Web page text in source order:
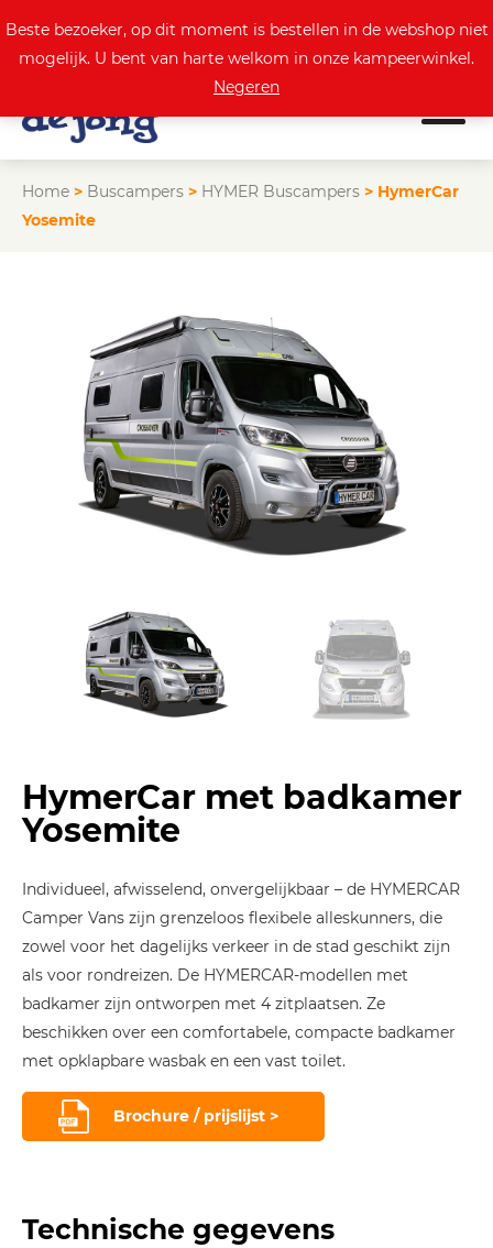
Actuele aanbod
Home > Buscampers > HYMER Buscampers > HymerCar
Yosemite
HymerCar met badkamer
Yosemite
Individueel, afwisselend, onvergelijkbaar – de HYMERCAR
Camper Vans zijn grenzeloos flexibele alleskunners, die
zowel voor het dagelijks verkeer in de stad geschikt zijn
als voor rondreizen. De HYMERCAR-modellen met
badkamer zijn ontworpen met 4 zitplaatsen. Ze
beschikken over een comfortabele, compacte badkamer
met opklapbare wasbak en een vast toilet.
Brochure / prijslijst >
Technische gegevens
Beste bezoeker, op dit moment is bestellen in de webshop niet
mogelijk. U bent van harte welkom in onze kampeerwinkel.
Negeren